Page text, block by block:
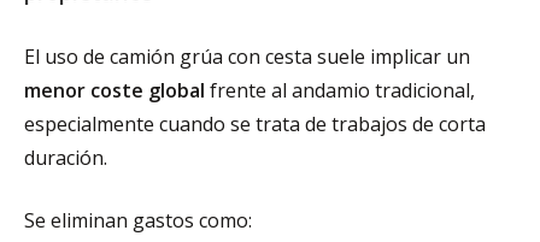
El uso de camión grúa con cesta suele implicar un
menor coste global frente al andamio tradicional,
especialmente cuando se trata de trabajos de corta
duración.
Se eliminan gastos como: